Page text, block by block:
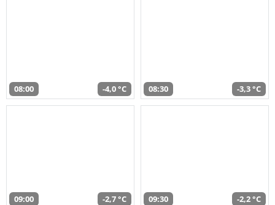
08:00 -4,0 °C 08:30 -3,3 °C
09:00 -2,7 °C 09:30 -2,2 °C